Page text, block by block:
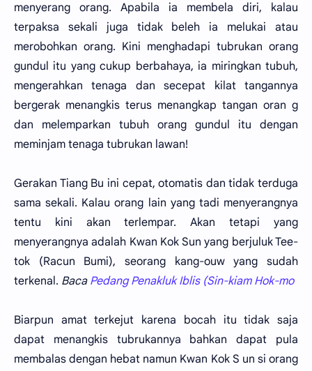
menyerang orang. Apabila ia membela diri, kalau
terpaksa sekali juga tidak beleh ia melukai atau
merobohkan orang. Kini menghadapi tubrukan orang
gundul itu yang cukup berbahaya, ia miringkan tubuh,
mengerahkan tenaga dan secepat kilat tangannya
bergerak menangkis terus menangkap tangan oran g
dan melemparkan tubuh orang gundul itu dengan
meminjam tenaga tubrukan lawan!
Gerakan Tiang Bu ini cepat, otomatis dan tidak terduga
sama sekali. Kalau orang lain yang tadi menyerangnya
tentu kini akan terlempar. Akan tetapi yang
menyerangnya adalah Kwan Kok Sun yang berjuluk Tee-
tok (Racun Bumi), seorang kang-ouw yang sudah
terkenal. Baca Pedang Penakluk Iblis (Sin-kiam Hok-mo
Biarpun amat terkejut karena bocah itu tidak saja
dapat menangkis tubrukannya bahkan dapat pula
membalas dengan hebat namun Kwan Kok S un si orang